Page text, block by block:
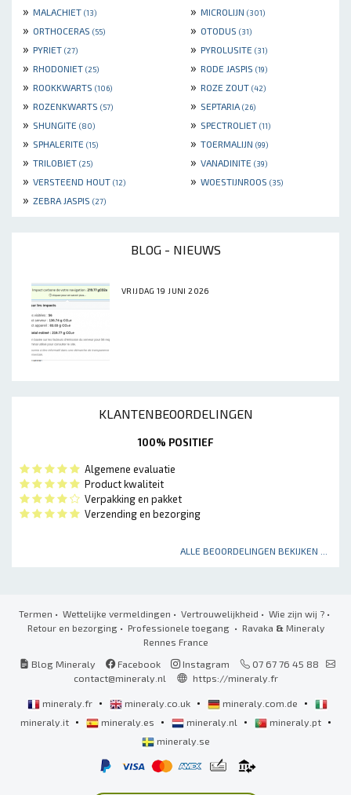
» MALACHIET (13) » MICROLIJN (301)
» ORTHOCERAS (55) » OTODUS (31)
» PYRIET (27) » PYROLUSITE (31)
» RHODONIET (25) » RODE JASPIS (19)
» ROOKKWARTS (106) » ROZE ZOUT (42)
» ROZENKWARTS (57) » SEPTARIA (26)
» SHUNGITE (80) » SPECTROLIET (11)
» SPHALERITE (15) » TOERMALIJN (99)
» TRILOBIET (25) » VANADINITE (39)
» VERSTEEND HOUT (12) » WOESTIJNROOS (35)
» ZEBRA JASPIS (27)
BLOG - NIEUWS
VRIJDAG 19 JUNI 2026
KLANTENBEOORDELINGEN
100% POSITIEF
Algemene evaluatie
Product kwaliteit
Verpakking en pakket
Verzending en bezorging
ALLE BEOORDELINGEN BEKIJKEN ...
Termen • Wettelijke vermeldingen • Vertrouwelijkheid • Wie zijn wij ? •
Retour en bezorging• Professionele toegang • Ravaka & Mineraly
Rennes France
Blog Mineraly
Facebook Instagram
07 67 76 45 88
contact@mineraly.nl
https://mineraly.fr
mineraly.fr • mineraly.co.uk • mineraly.com.de •
mineraly.it • mineraly.es • mineraly.nl • mineraly.pt •
mineraly.se